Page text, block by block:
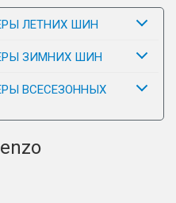
ЛЕТНИХ ШИН
ЗИМНИХ ШИН
ВСЕСЕЗОННЫХ